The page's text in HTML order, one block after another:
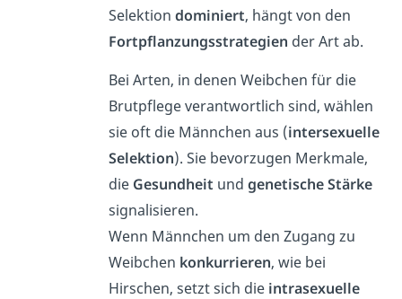
Selektiondominiert, hängt von den
Fortpflanzungsstrategien der Art ab.
Bei Arten, in denen Weibchen für die
Brutpflege verantwortlich sind, wählen
sie oft die Männchen aus (intersexuelle
Selektion). Sie bevorzugen Merkmale,
die Gesundheit und genetische Stärke
signalisieren.
Wenn Männchen um den Zugang zu
Weibchen konkurrieren, wie bei
Hirschen, setzt sich die intrasexuelle